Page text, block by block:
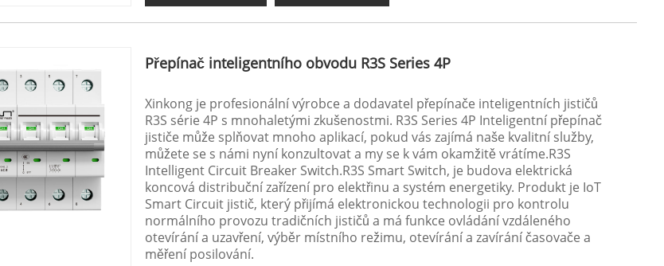
Přepínač inteligentního obvodu R3S Series 4P
Xinkong je profesionální výrobce a dodavatel přepínače inteligentních jističů
R3S série 4P s mnohaletými zkušenostmi. R3S Series 4P Inteligentní přepínač
jističe může splňovat mnoho aplikací, pokud vás zajímá naše kvalitní služby,
můžete se s námi nyní konzultovat a my se k vám okamžitě vrátíme.R3S
Intelligent Circuit Breaker Switch.R3S Smart Switch, je budova elektrická
koncová distribuční zařízení pro elektřinu a systém energetiky. Produkt je IoT
Smart Circuit jistič, který přijímá elektronickou technologii pro kontrolu
normálního provozu tradičních jističů a má funkce ovládání vzdáleného
otevírání a uzavření, výběr místního režimu, otevírání a zavírání časovače a
měření posilování.